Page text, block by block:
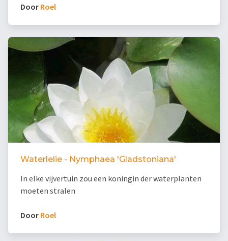
Door Roel
Waterlelie - Nymphaea 'Gladstoniana'
In elke vijvertuin zou een koningin der waterplanten
moeten stralen
Door Roel